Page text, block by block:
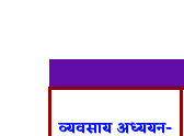
व्यवसाय अध्ययन-